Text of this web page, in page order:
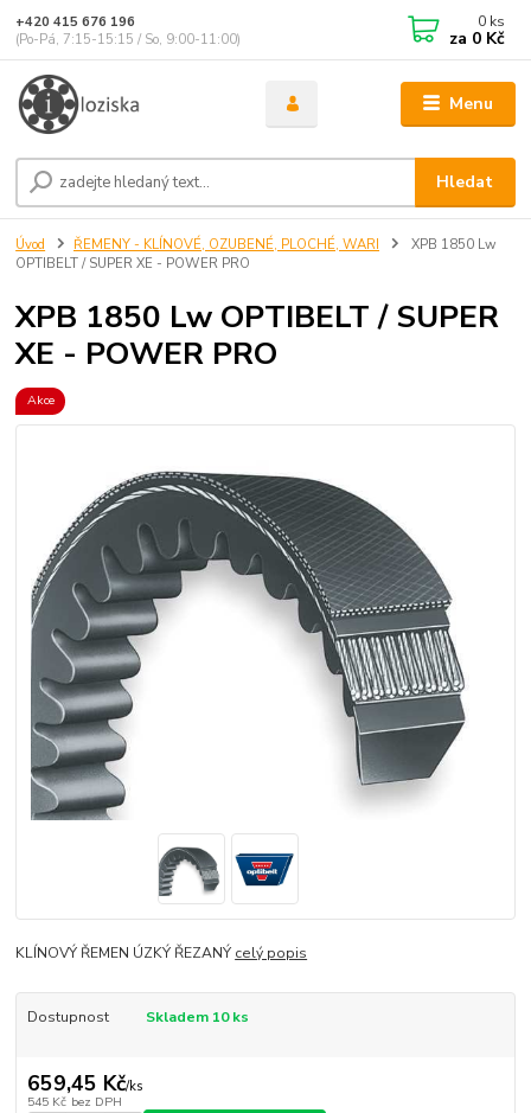
Menu
Hledat
+420 415 676 196
(Po-Pá, 7:15-15:15 / So, 9:00-11:00)
0 ks
za 0 Kč
Úvod ŘEMENY - KLÍNOVÉ, OZUBENÉ, PLOCHÉ, WARI
XPB 1850 Lw
OPTIBELT / SUPER XE - POWER PRO
XPB 1850 Lw OPTIBELT / SUPER
XE - POWER PRO
Akce
KLÍNOVÝ ŘEMEN ÚZKÝ ŘEZANÝ celý popis
Dostupnost Skladem 10 ks
659,45 Kč/ks
545 Kč bez DPH